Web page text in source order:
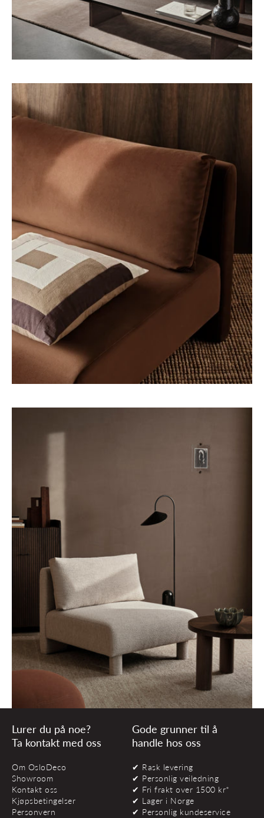
Lurer du på noe?
Ta kontakt med oss
Om OsloDeco
Showroom
Kontakt oss
Kjøpsbetingelser
Personvern
Gode grunner til å
handle hos oss
✔ Rask levering
✔ Personlig veiledning
✔ Fri frakt over 1500 kr*
✔ Lager i Norge
✔ Personlig kundeservice